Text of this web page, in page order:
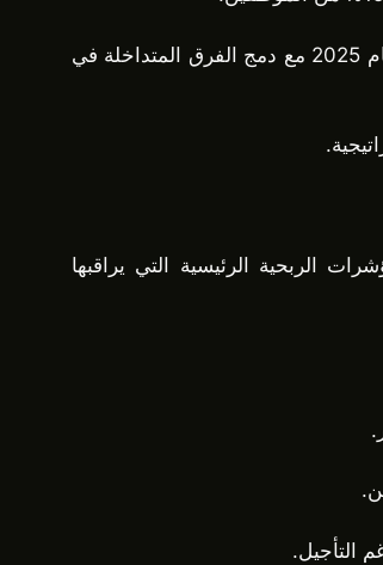
جاء التخفيض مباشرة بعد أن انضم “أرجون سيتي” إلى “ديفيد ريبلي” كمديرين تنفيذيين مشاركين. وتبِع ذلك مزيد من التقليصات في أوائل عام 2025 مع دمج الفرق المتداخلة في
الربحية الرئيسية التي يراقبها